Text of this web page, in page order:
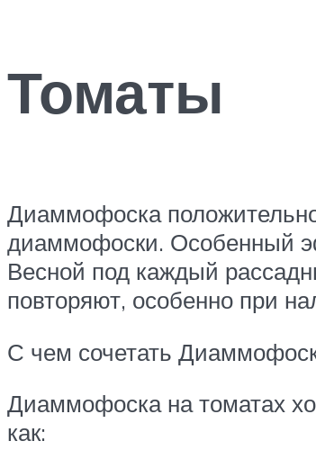
Томаты
Диаммофоска
диаммофоски. Особенный
Весной под каждый
повторяют, особенно при
С чем сочетать
Диаммофоска на томатах
как: